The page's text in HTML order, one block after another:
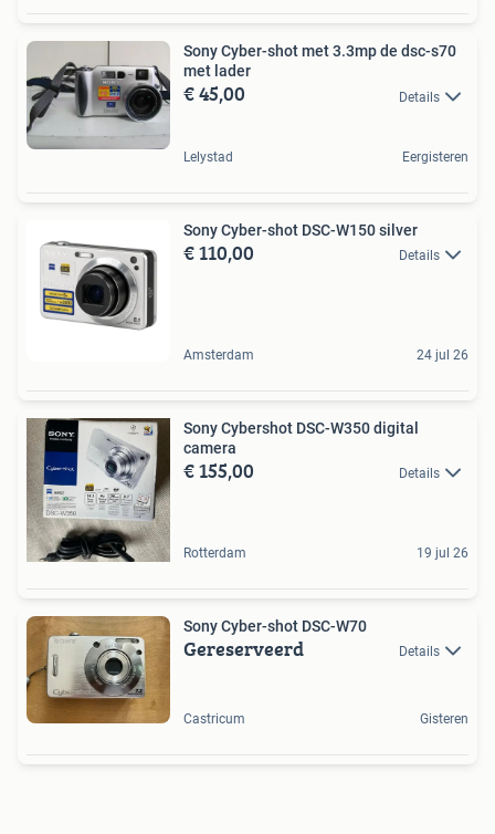
Sony Cyber-shot met 3.3mp de dsc-s70
met lader
€ 45,00 Details
Lelystad Eergisteren
Sony Cyber-shot DSC-W150 silver
€ 110,00 Details
Amsterdam 24 jul 26
Sony Cybershot DSC-W350 digital
camera
€ 155,00 Details
Rotterdam 19 jul 26
Sony Cyber-shot DSC-W70
Gereserveerd Details
Castricum Gisteren